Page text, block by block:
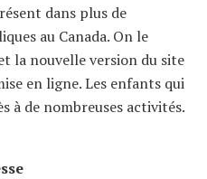
dans plus de
au Canada. On le
la nouvelle version du site
en ligne. Les enfants qui
à de nombreuses activités.